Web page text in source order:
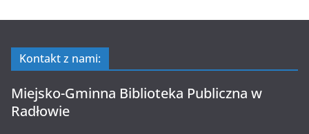
Kontakt z nami:
Miejsko-Gminna Biblioteka Publiczna w
Radłowie